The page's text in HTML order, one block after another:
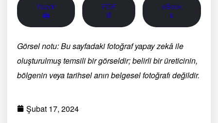
Yazdır
🖨
PDF
📄
eBook
📱
Görsel notu: Bu sayfadaki fotoğraf yapay zekâ ile
oluşturulmuş temsili bir görseldir; belirli bir üreticinin,
bölgenin veya tarihsel anın belgesel fotoğrafı değildir.
Şubat 17, 2024